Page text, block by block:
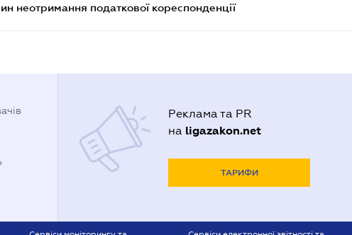
неотримання податкової кореспонденції
Реклама та PR
на ligazakon.net
ТАРИФИ